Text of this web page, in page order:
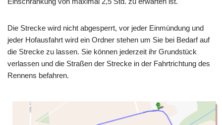
Die Strecke wird nicht abgesperrt, vor jeder Einmündung und
jeder Hofausfahrt wird ein Ordner stehen um Sie bei Bedarf auf
die Strecke zu lassen. Sie können jederzeit ihr Grundstück
verlassen und die Straßen der Strecke in der Fahrtrichtung des
Rennens befahren.